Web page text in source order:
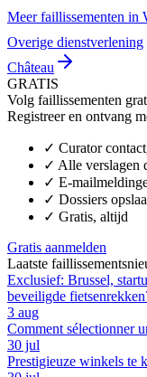
Meer faillissementen in
Overige dienstverlening
Château
GRATIS
Volg faillissementen
Registreer en ontvang
✓ Curator
✓ Alle verslagen
✓ E-
✓ Dossiers
✓ Gratis, altijd
Gratis aanmelden
Laatste
Exclusief: Brussel,
beveiligde
3 aug
Comment sélectionner
30 jul
Prestigieuze winkels te